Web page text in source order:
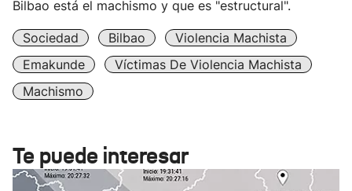
Bilbao está el machismo y que es "estructural".
Sociedad Bilbao
Violencia Machista
Emakunde
Víctimas De Violencia Machista
Machismo
Te puede interesar